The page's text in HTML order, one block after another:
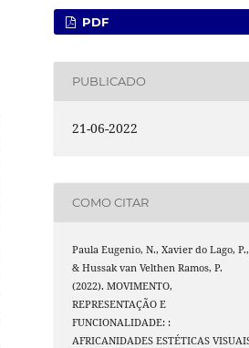
PDF
PUBLICADO
21-06-2022
COMO CITAR
Paula Eugenio, N., Xavier do Lago, P.,
& Hussak van Velthen Ramos, P.
(2022). MOVIMENTO,
REPRESENTAÇÃO E
FUNCIONALIDADE: :
AFRICANIDADES ESTÉTICAS